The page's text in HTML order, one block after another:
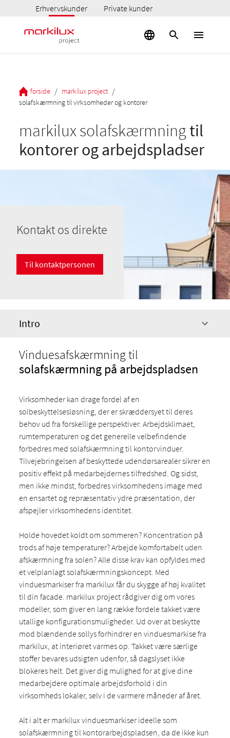
Erhvervskunder Private kunder
forside / markilux project /
solafskærmning til virksomheder og kontorer
markilux solafskærmningtil
kontorer og arbejdspladser
Kontakt os direkte
Til kontaktpersonen
Intro
Vinduesafskærmning til
solafskærmning på arbejdspladsen
Virksomheder kan drage fordel af en
solbeskyttelsesløsning, der er skræddersyet til deres
behov ud fra forskellige perspektiver. Arbejdsklimaet,
rumtemperaturen og det generelle velbefindende
forbedres med solafskærmning til kontorvinduer.
Tilvejebringelsen af beskyttede udendørsarealer sikrer en
positiv effekt på medarbejdernes tilfredshed. Og sidst,
men ikke mindst, forbedres virksomhedens image med
en ensartet og repræsentativ ydre præsentation, der
afspejler virksomhedens identitet.
Holde hovedet koldt om sommeren? Koncentration på
trods af høje temperaturer? Arbejde komfortabelt uden
afskærmning fra solen? Alle disse krav kan opfyldes med
et velplanlagt solafskærmningskoncept. Med
vinduesmarkiser fra markilux får du skygge af høj kvalitet
til din facade. markilux project rådgiver dig om vores
modeller, som giver en lang række fordele takket være
utallige konfigurationsmuligheder. Ud over at beskytte
mod blændende sollys forhindrer en vinduesmarkise fra
markilux, at interiøret varmes op. Takket være særlige
stoffer bevares udsigten udenfor, så dagslyset ikke
blokeres helt. Det giver dig mulighed for at give dine
medarbejdere optimale arbejdsforhold i din
virksomheds lokaler, selv i de varmere måneder af året.
Alt i alt er markilux vinduesmarkiser ideelle som
solafskærmning til kontorarbejdspladsen, da de ikke kun